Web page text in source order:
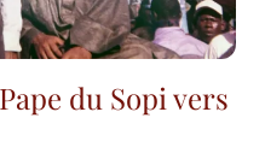
du Sopi vers